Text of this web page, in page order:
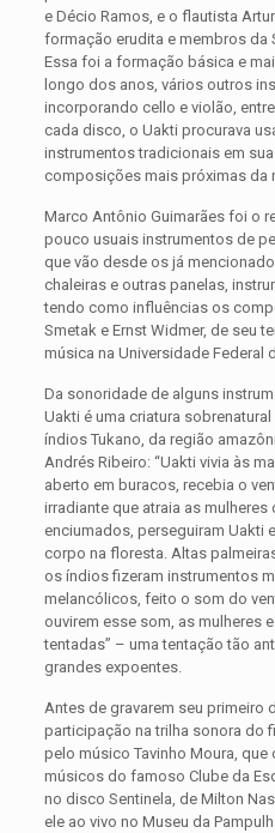
e Décio Ramos, e o flautista
formação erudita e membros da
Essa foi a formação básica e
longo dos anos, vários outros
incorporando cello e violão,
cada disco, o Uakti procurava
instrumentos tradicionais em
composições mais próximas da
Marco Antônio Guimarães foi o
pouco usuais instrumentos de
que vão desde os já
chaleiras e outras panelas,
tendo como influências os
Smetak e Ernst Widmer, de seu
música na Universidade Federal
Da sonoridade de alguns
Uakti é uma criatura
índios Tukano, da região
Andrés Ribeiro: “Uakti vivia às
aberto em buracos, recebia o
irradiante que atraia as mulheres
enciumados, perseguiram Uakti
corpo na floresta. Altas
os índios fizeram instrumentos
melancólicos, feito o som do
ouvirem esse som, as mulheres
tentadas” – uma tentação tão
grandes expoentes.
Antes de gravarem seu primeiro
participação na trilha sonora do
pelo músico Tavinho Moura,
músicos do famoso Clube da
no disco Sentinela, de Milton
ele ao vivo no Museu da